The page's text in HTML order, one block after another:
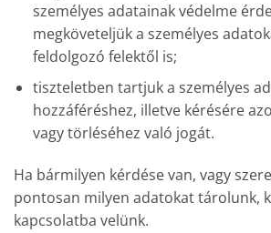
személyes adatainak védelme
megköveteljük a személyes
feldolgozó felektől is;
tiszteletben tartjuk a személyes
hozzáféréshez, illetve kérésére
vagy törléséhez való jogát.
Ha bármilyen kérdése van, vagy
pontosan milyen adatokat tárolunk,
kapcsolatba velünk.